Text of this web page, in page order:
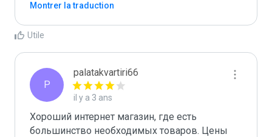
Montrer la traduction
Utile
P
palatakvartiri66
il y a 3 ans
Хороший интернет магазин, где есть
большинство необходимых товаров. Цены